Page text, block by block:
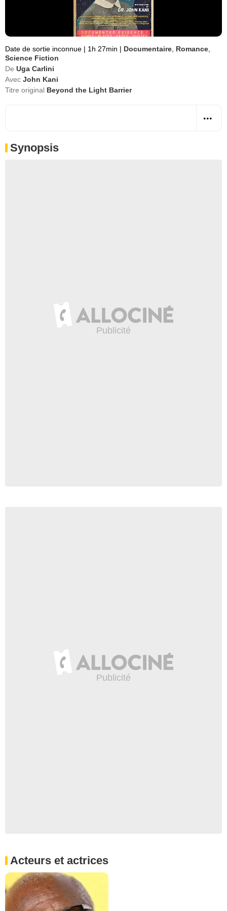
Date de sortie inconnue | 1h 27min | Documentaire Romance
Science Fiction
De Uga Carlini
Avec John Kani
Titre original Beyond the Light Barrier
Synopsis
Acteurs et actrices